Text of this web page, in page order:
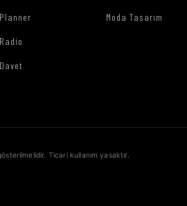
Moda Tasarım
Ticari kullanım yasaktır.